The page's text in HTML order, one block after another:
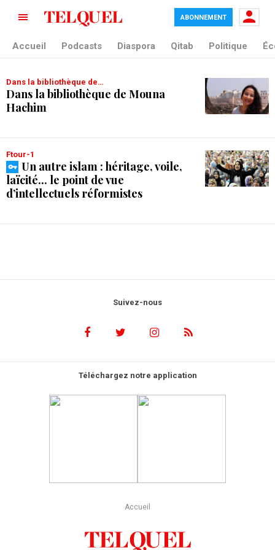
tag blade
ABONNEMENT
Accueil Podcasts Diaspora Qitab Politique
Dans la bibliothèque de…
Dans la bibliothèque de Mouna
Hachim
Ftour-1
Un autre islam : héritage, voile,
laïcité... le point de vue
d’intellectuels réformistes
Suivez-nous
Téléchargez notre application
Accueil